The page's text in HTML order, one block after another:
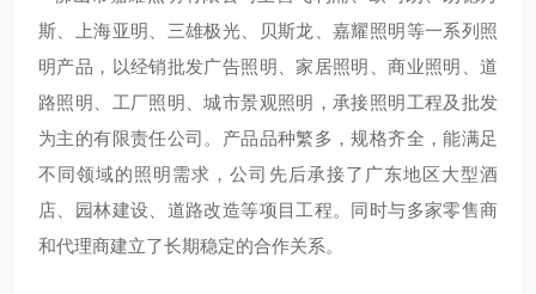
斯、上海亚明、三雄极光、贝斯龙、嘉耀照明等一系列照
明产品，以经销批发广告照明、家居照明、商业照明、道
路照明、工厂照明、城市景观照明，承接照明工程及批发
为主的有限责任公司。产品品种繁多，规格齐全，能满足
不同领域的照明需求，公司先后承接了广东地区大型酒
店、园林建设、道路改造等项目工程。同时与多家零售商
和代理商建立了长期稳定的合作关系。